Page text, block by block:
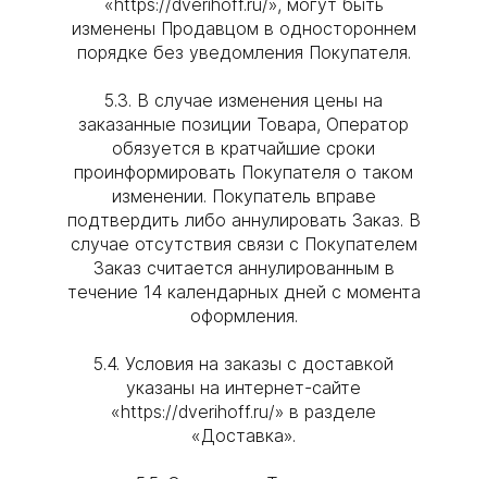
изменены Продавцом в одностороннем
порядке без уведомления Покупателя.
5.3. В случае изменения цены на
заказанные позиции Товара, Оператор
обязуется в кратчайшие сроки
проинформировать Покупателя о таком
изменении. Покупатель вправе
подтвердить либо аннулировать Заказ. В
случае отсутствия связи с Покупателем
Заказ считается аннулированным в
течение 14 календарных дней с момента
оформления.
5.4. Условия на заказы с доставкой
указаны на интернет-сайте
«https://dverihoff.ru/» в разделе
«Доставка».